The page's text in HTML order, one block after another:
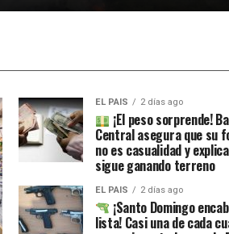
EL PAIS 2 días ago
¡El peso sorprende!
Central asegura que su
no es casualidad y
sigue ganando terreno
EL PAIS 2 días ago
¡Santo Domingo
lista! Casi una de cada